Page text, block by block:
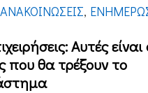
,
Αυτές είναι
που θα τρέξουν το